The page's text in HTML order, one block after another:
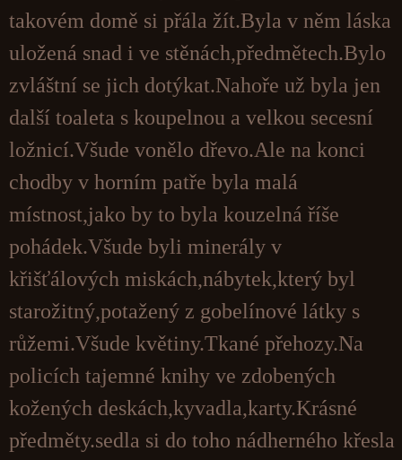
takovém domě si přála žít.Byla v něm láska
uložená snad i ve stěnách,předmětech.Bylo
zvláštní se jich dotýkat.Nahoře už byla jen
další toaleta s koupelnou a velkou secesní
ložnicí.Všude vonělo dřevo.Ale na konci
chodby v horním patře byla malá
místnost,jako by to byla kouzelná říše
pohádek.Všude byli minerály v
křišťálových miskách,nábytek,který byl
starožitný,potažený z gobelínové látky s
růžemi.Všude květiny.Tkané přehozy.Na
policích tajemné knihy ve zdobených
kožených deskách,kyvadla,karty.Krásné
předměty.sedla si do toho nádherného křesla